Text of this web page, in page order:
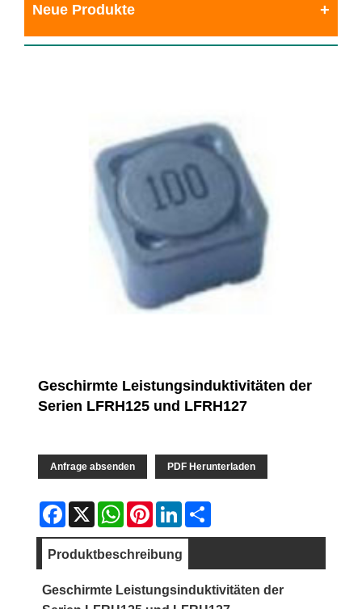
Neue Produkte
Geschirmte Leistungsinduktivitäten der
Serien LFRH125 und LFRH127
Anfrage absenden PDF Herunterladen
Facebook
X WhatsAppPinterestLinkedIn
Produktbeschreibung
Geschirmte Leistungsinduktivitäten der